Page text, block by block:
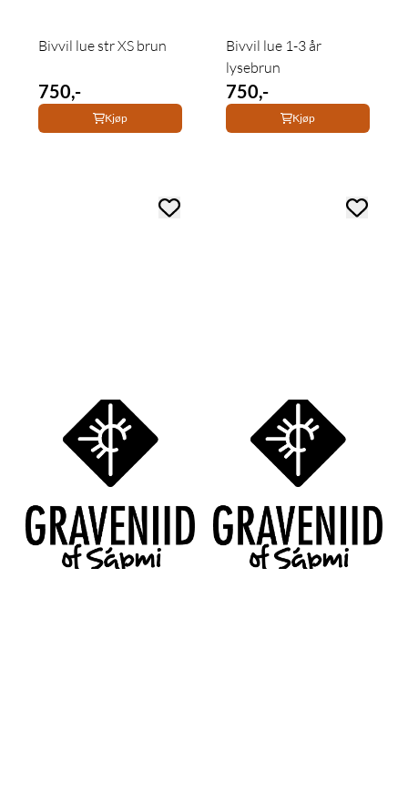
Bivvil lue str XS brun
750,-
Kjøp
Bivvil lue 1-3 år
lysebrun
750,-
Kjøp